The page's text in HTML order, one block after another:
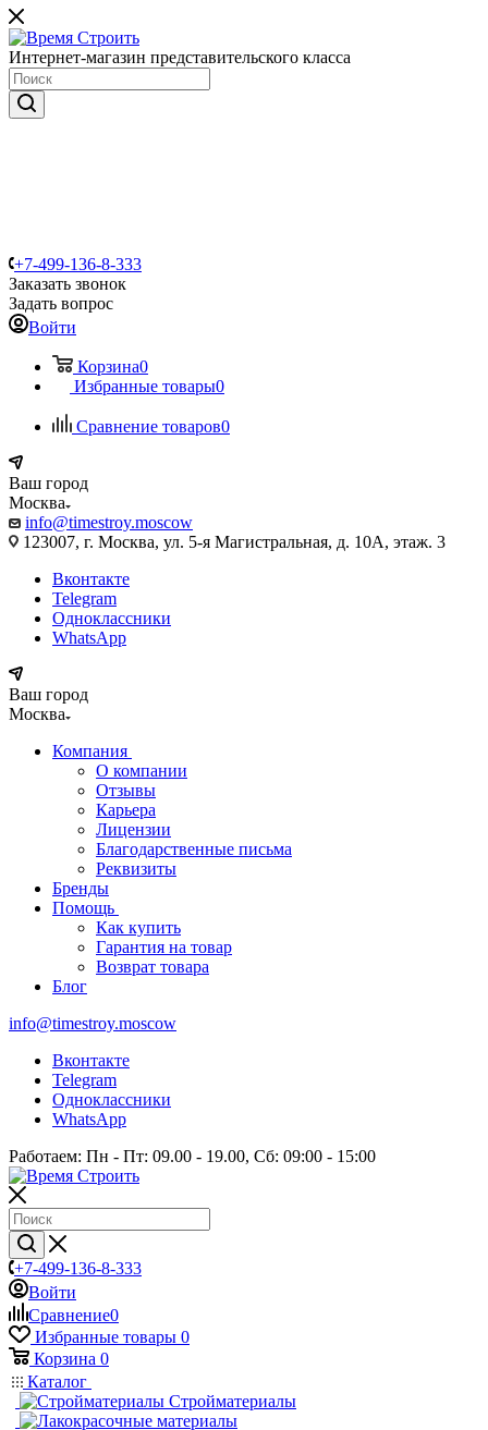
Интернет-магазин представительского класса
+7-499-136-8-333
Заказать звонок
Задать вопрос
Войти
Корзина0
Избранные товары0
Сравнение товаров0
Ваш город
Москва
info@timestroy.moscow
123007, г. Москва, ул. 5-я Магистральная, д. 10А, этаж. 3
Вконтакте
Telegram
Одноклассники
WhatsApp
Ваш город
Москва
Компания
О компании
Отзывы
Карьера
Лицензии
Благодарственные письма
Реквизиты
Бренды
Помощь
Как купить
Гарантия на товар
Возврат товара
Блог
info@timestroy.moscow
Вконтакте
Telegram
Одноклассники
WhatsApp
Работаем: Пн - Пт: 09.00 - 19.00, Сб: 09:00 - 15:00
+7-499-136-8-333
Войти
Сравнение0
Избранные товары 0
Корзина 0
Каталог
Стройматериалы